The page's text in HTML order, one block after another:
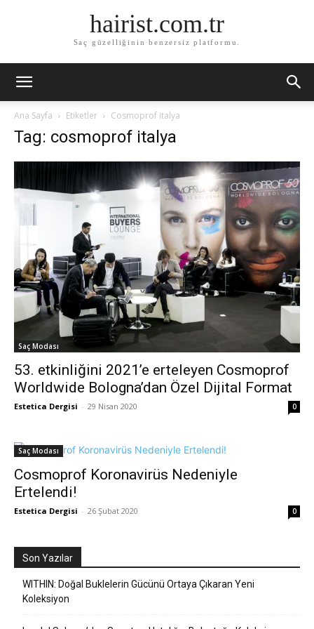
hairist.com.tr
Saç güzelliğinin benzersiz platformu.
Ana Sayfa Etiketler Cosmoprof italya
Tag: cosmoprof italya
Saç Modası
53. etkinliğini 2021’e erteleyen Cosmoprof
Worldwide Bologna’dan Özel Dijital Format
Estetica Dergisi - 29 Nisan 2020 0
Saç Modası
Cosmoprof Koronavirüs Nedeniyle
Ertelendi!
Estetica Dergisi - 26 Şubat 2020 0
Son Yazılar
WITHIN: Doğal Buklelerin Gücünü Ortaya Çıkaran Yeni
Koleksiyon